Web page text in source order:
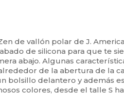
de vallón polar de J.
de silicona para que te
abajo. Algunas
de la abertura de la
bolsillo delantero y además
colores, desde el talle S